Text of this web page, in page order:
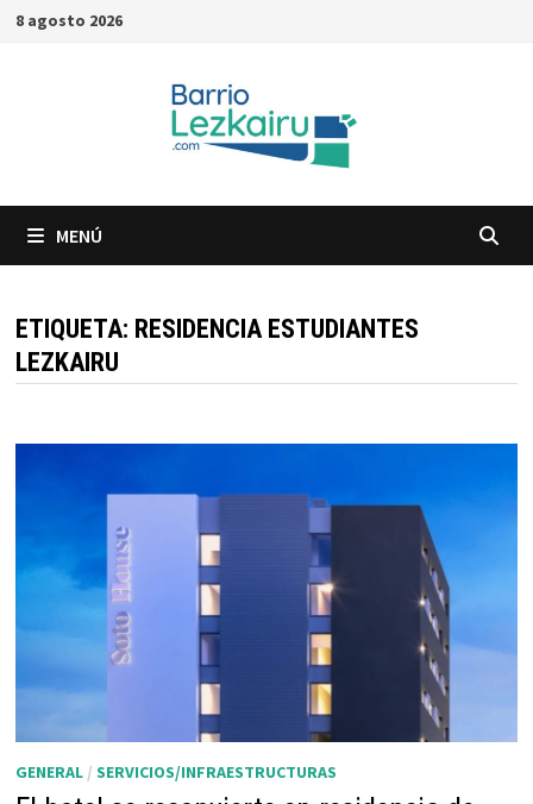
Saltar
8 agosto 2026
MENÚ
ETIQUETA: RESIDENCIA ESTUDIANTES
LEZKAIRU
GENERAL/ SERVICIOS/INFRAESTRUCTURAS